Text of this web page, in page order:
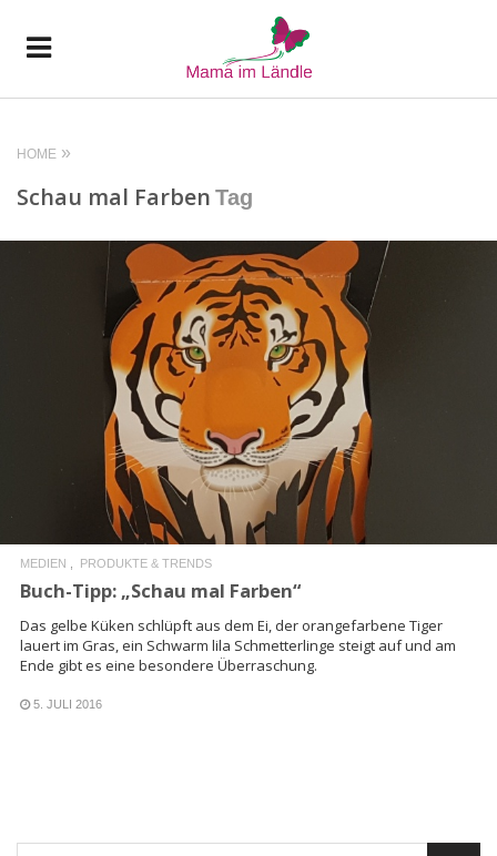
HOME
Schau mal Farben Tag
READ MORE
MEDIEN PRODUKTE & TRENDS
Buch-Tipp: „Schau mal Farben“
Das gelbe Küken schlüpft aus dem Ei, der orangefarbene Tiger
lauert im Gras, ein Schwarm lila Schmetterlinge steigt auf und am
Ende gibt es eine besondere Überraschung.
5. JULI 2016